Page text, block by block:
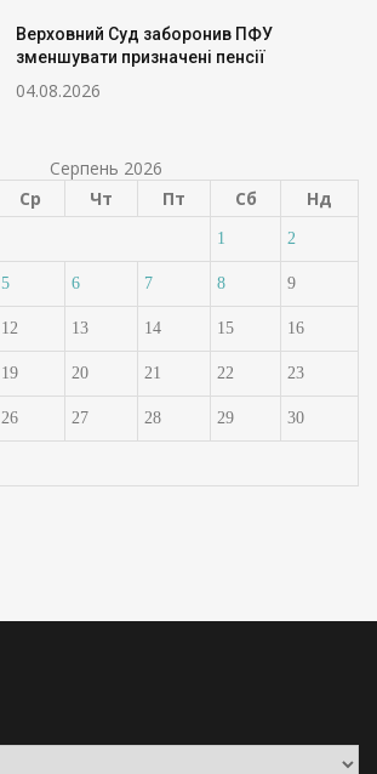
Верховний Суд заборонив ПФУ
зменшувати призначені пенсії
04.08.2026
Серпень 2026
Ср Чт Пт Сб Нд
1 2
5 6 7 8 9
12 13 14 15 16
19 20 21 22 23
26 27 28 29 30